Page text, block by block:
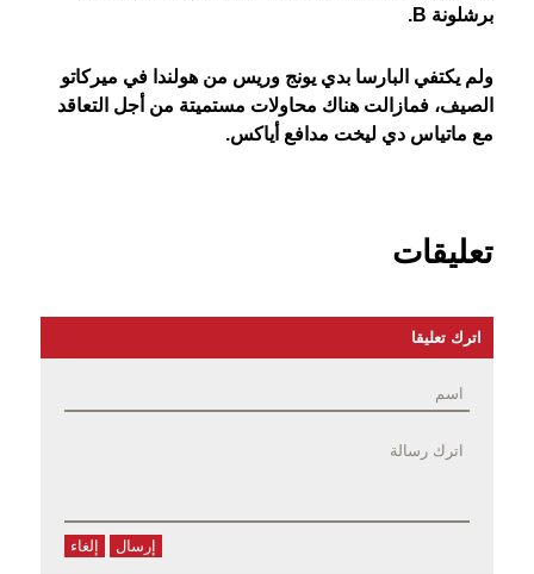
برشلونة B.
ولم يكتفي البارسا بدي يونج وريس من هولندا في ميركاتو
الصيف، فمازالت هناك محاولات مستميتة من أجل التعاقد
مع ماتياس دي ليخت مدافع أياكس.
تعليقات
اترك تعليقا
إرسال إلغاء